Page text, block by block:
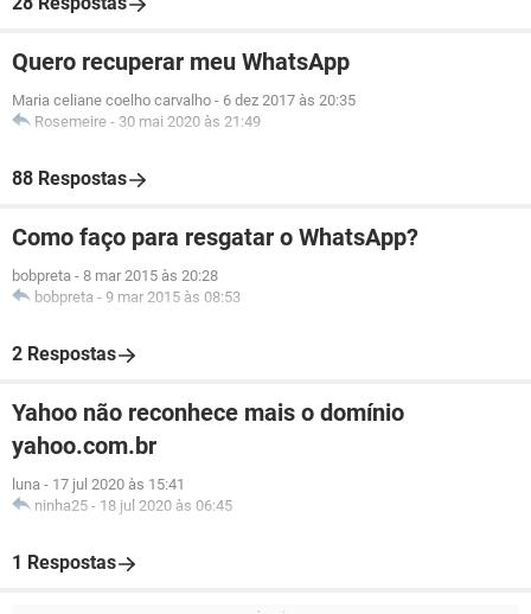
Quero recuperar meu WhatsApp
Maria celiane coelho carvalho - 6 dez 2017 às 20:35
Rosemeire - 30 mai 2020 às 21:49
88 Respostas
Como faço para resgatar o WhatsApp?
bobpreta - 8 mar 2015 às 20:28
bobpreta - 9 mar 2015 às 08:53
2 Respostas
Yahoo não reconhece mais o domínio
yahoo.com.br
luna - 17 jul 2020 às 15:41
ninha25 - 18 jul 2020 às 06:45
1 Respostas